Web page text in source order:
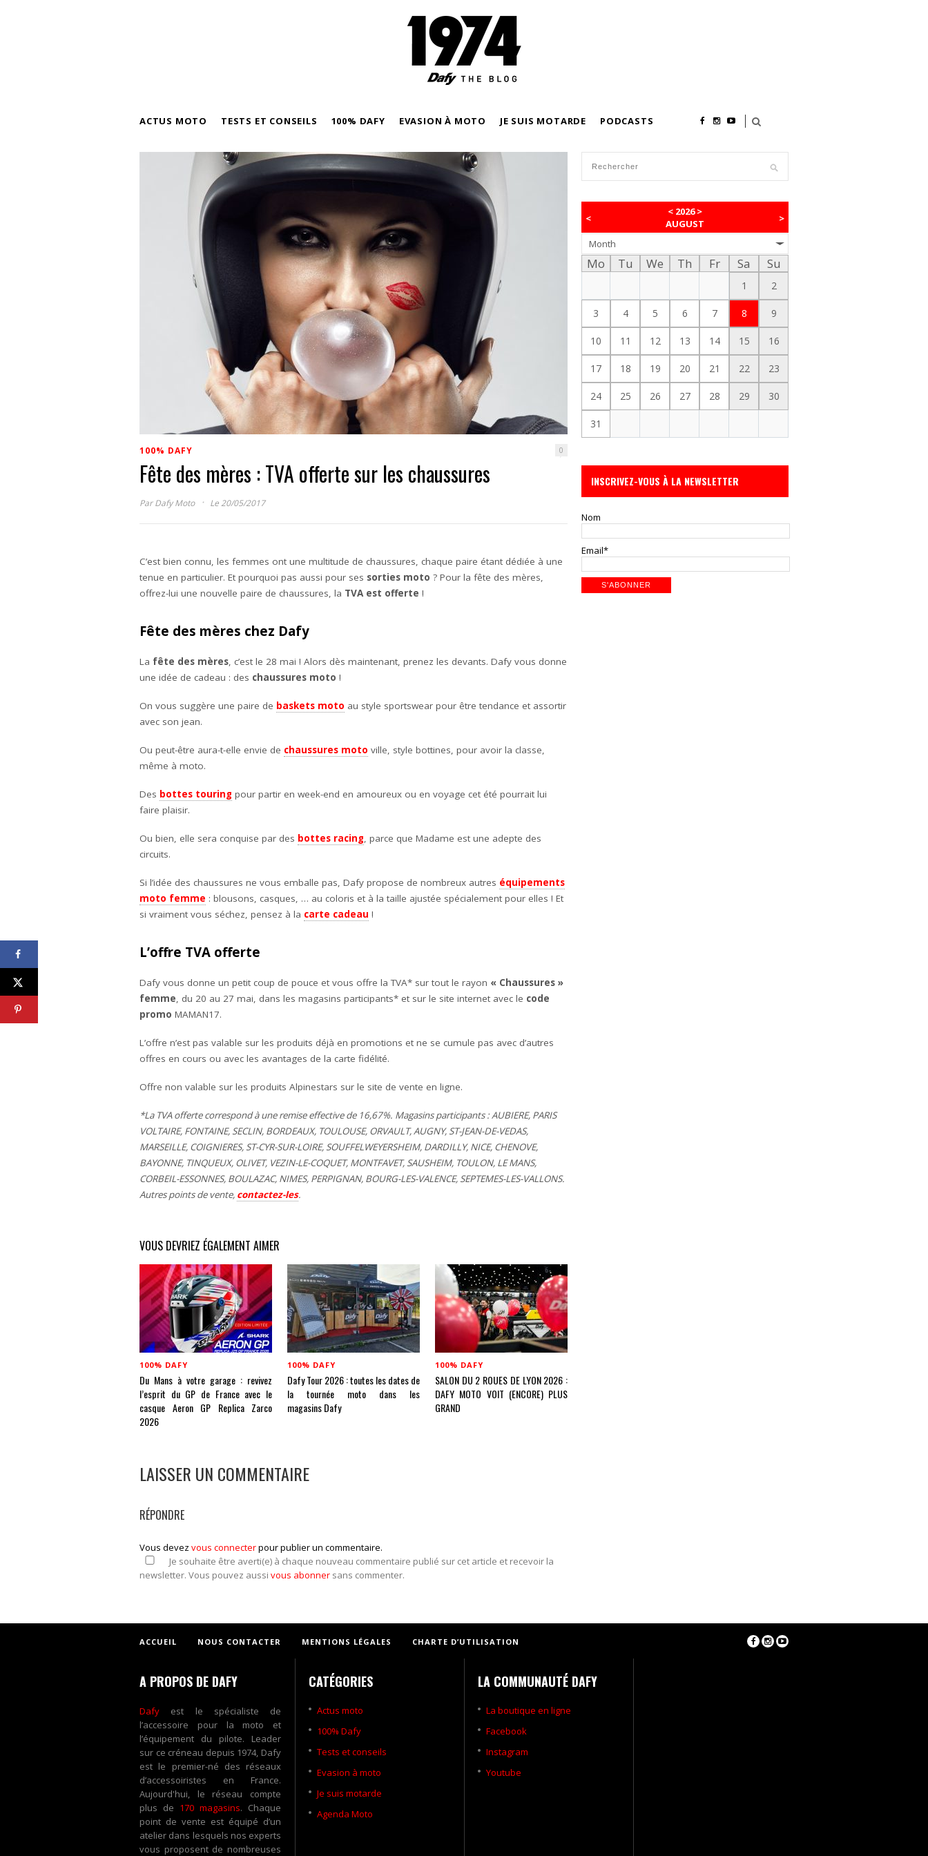
ACTUS MOTO TESTS ET CONSEILS 100% DAFY EVASION À MOTO JE SUIS MOTARDE PODCASTS
100% DAFY 0
Fête des mères : TVA offerte sur les chaussures
ParDafy Moto · Le 20/05/2017
C’est bien connu, les femmes ont une multitude de chaussures, chaque paire étant dédiée à une
tenue en particulier. Et pourquoi pas aussi pour ses sorties moto ? Pour la fête des mères,
offrez-lui une nouvelle paire de chaussures, la TVA est offerte !
Fête des mères chez Dafy
La fête des mères, c’est le 28 mai ! Alors dès maintenant, prenez les devants. Dafy vous donne
une idée de cadeau : des chaussures moto !
On vous suggère une paire de baskets moto au style sportswear pour être tendance et assortir
avec son jean.
Ou peut-être aura-t-elle envie de chaussures moto ville, style bottines, pour avoir la classe,
même à moto.
Des bottes touring pour partir en week-end en amoureux ou en voyage cet été pourrait lui
faire plaisir.
Ou bien, elle sera conquise par des bottes racing, parce que Madame est une adepte des
circuits.
Si l’idée des chaussures ne vous emballe pas, Dafy propose de nombreux autres équipements
moto femme : blousons, casques, … au coloris et à la taille ajustée spécialement pour elles ! Et
si vraiment vous séchez, pensez à la carte cadeau !
L’offre TVA offerte
Dafy vous donne un petit coup de pouce et vous offre la TVA* sur tout le rayon « Chaussures »
femme, du 20 au 27 mai, dans les magasins participants* et sur le site internet avec le code
promo MAMAN17.
L’offre n’est pas valable sur les produits déjà en promotions et ne se cumule pas avec d’autres
offres en cours ou avec les avantages de la carte fidélité.
Offre non valable sur les produits Alpinestars sur le site de vente en ligne.
*La TVA offerte correspond à une remise effective de 16,67%. Magasins participants : AUBIERE, PARIS
VOLTAIRE, FONTAINE, SECLIN, BORDEAUX, TOULOUSE, ORVAULT, AUGNY, ST-JEAN-DE-VEDAS,
MARSEILLE, COIGNIERES, ST-CYR-SUR-LOIRE, SOUFFELWEYERSHEIM, DARDILLY, NICE, CHENOVE,
BAYONNE, TINQUEUX, OLIVET, VEZIN-LE-COQUET, MONTFAVET, SAUSHEIM, TOULON, LE MANS,
CORBEIL-ESSONNES, BOULAZAC, NIMES, PERPIGNAN, BOURG-LES-VALENCE, SEPTEMES-LES-VALLONS.
Autres points de vente, contactez-les.
VOUS DEVRIEZ ÉGALEMENT AIMER
100% DAFY
Du Mans à votre garage : revivez
l’esprit du GP de France avec le
casque Aeron GP Replica Zarco
2026
100% DAFY
Dafy Tour 2026 : toutes les dates de
la tournée moto dans les
magasins Dafy
100% DAFY
SALON DU 2 ROUES DE LYON 2026 :
DAFY MOTO VOIT (ENCORE) PLUS
GRAND
LAISSER UN COMMENTAIRE
RÉPONDRE
Vous devez vous connecterpour publier un commentaire.
Je souhaite être averti(e) à chaque nouveau commentaire publié sur cet article et recevoir la
newsletter. Vous pouvez aussi vous abonner sans commenter.
<
< 2026>
AUGUST
>
Month
Mo Tu We Th Fr Sa Su
1 2
3 4 5 6 7 8 9
10 11 12 13 14 15 16
17 18 19 20 21 22 23
24 25 26 27 28 29 30
31
INSCRIVEZ-VOUS À LA NEWSLETTER
Nom
Email*
ACCUEIL NOUS CONTACTER MENTIONS LÉGALES CHARTE D’UTILISATION
A PROPOS DE DAFY
Dafy est le spécialiste de
l’accessoire pour la moto et
l’équipement du pilote. Leader
sur ce créneau depuis 1974, Dafy
est le premier-né des réseaux
d’accessoiristes en France.
Aujourd'hui, le réseau compte
plus de 170 magasins. Chaque
point de vente est équipé d’un
atelier dans lesquels nos experts
vous proposent de nombreuses
CATÉGORIES
Actus moto
100% Dafy
Tests et conseils
Evasion à moto
Je suis motarde
Agenda Moto
LA COMMUNAUTÉ DAFY
La boutique en ligne
Facebook
Instagram
Youtube